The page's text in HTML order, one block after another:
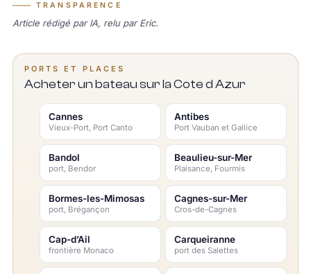
TRANSPARENCE
Article rédigé par IA, relu par Eric.
PORTS ET PLACES
Acheter un bateau sur la Cote d Azur
Cannes
Vieux-Port, Port Canto
Antibes
Port Vauban et Gallice
Bandol
port, Bendor
Beaulieu-sur-Mer
Plaisance, Fourmis
Bormes-les-Mimosas
port, Brégançon
Cagnes-sur-Mer
Cros-de-Cagnes
Cap-d’Ail
frontière Monaco
Carqueiranne
port des Salettes